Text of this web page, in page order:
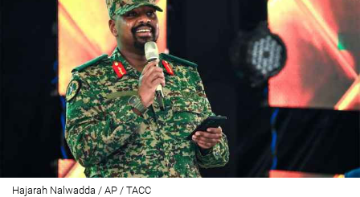
Hajarah Nalwadda / AP / ТАСС